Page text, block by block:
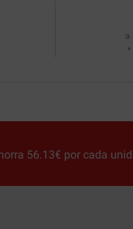
a
*
56.13€ por cada